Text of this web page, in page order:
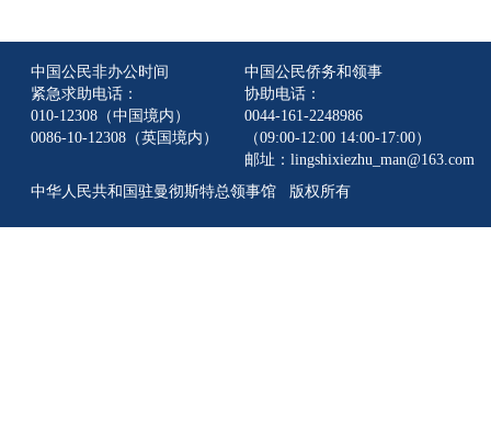
中国公民非办公时间
紧急求助电话：
010-12308（中国境内）
0086-10-12308（英国境内）
中国公民侨务和领事
协助电话：
0044-161-2248986
（09:00-12:00 14:00-17:00）
邮址：lingshixiezhu_man@163.com
中华人民共和国驻曼彻斯特总领事馆 版权所有